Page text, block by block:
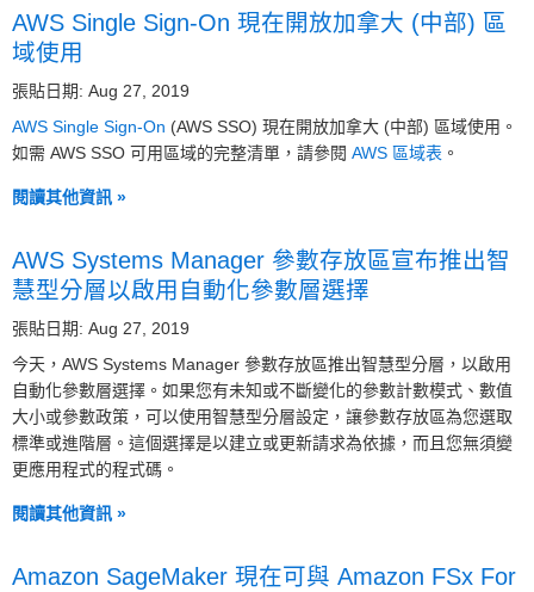
AWS Single Sign-On 現在開放加拿大 (中部) 區
域使用
張貼日期: Aug 27, 2019
AWS Single Sign-On (AWS SSO) 現在開放加拿大 (中部) 區域使用。
如需 AWS SSO 可用區域的完整清單，請參閱 AWS 區域表 。
閱讀其他資訊 »
AWS Systems Manager 參數存放區宣布推出智
慧型分層以啟用自動化參數層選擇
張貼日期: Aug 27, 2019
今天，AWS Systems Manager 參數存放區推出智慧型分層，以啟用
自動化參數層選擇。如果您有未知或不斷變化的參數計數模式、數值
大小或參數政策，可以使用智慧型分層設定，讓參數存放區為您選取
標準或進階層。這個選擇是以建立或更新請求為依據，而且您無須變
更應用程式的程式碼。
閱讀其他資訊 »
Amazon SageMaker 現在可與 Amazon FSx For